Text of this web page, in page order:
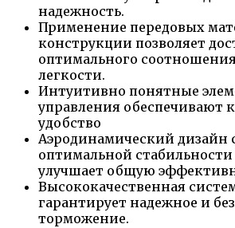
надежность.
Применение передовых
конструкции позволяет
оптимального
легкости.
Интуитивно понятные
управления обеспечивают
удобство
Аэродинамический дизайн
оптимальной стабильности
улучшает общую
Высококачественная
гарантирует надежное и
торможение.